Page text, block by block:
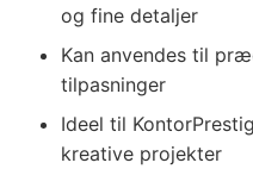
og fine detaljer
Kan anvendes til
tilpasninger
Ideel til
kreative projekter